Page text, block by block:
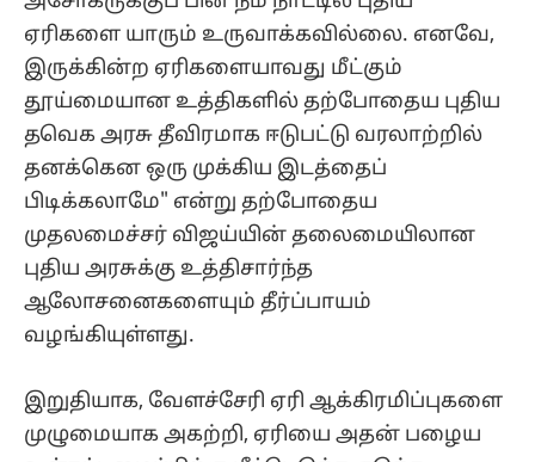
ஏரிகளை யாரும் உருவாக்கவில்லை. எனவே,
இருக்கின்ற ஏரிகளையாவது மீட்கும்
தூய்மையான உத்திகளில் தற்போதைய புதிய
தவெக அரசு தீவிரமாக ஈடுபட்டு வரலாற்றில்
தனக்கென ஒரு முக்கிய இடத்தைப்
பிடிக்கலாமே" என்று தற்போதைய
முதலமைச்சர் விஜய்யின் தலைமையிலான
புதிய அரசுக்கு உத்திசார்ந்த
ஆலோசனைகளையும் தீர்ப்பாயம்
வழங்கியுள்ளது.
இறுதியாக, வேளச்சேரி ஏரி ஆக்கிரமிப்புகளை
முழுமையாக அகற்றி, ஏரியை அதன் பழைய